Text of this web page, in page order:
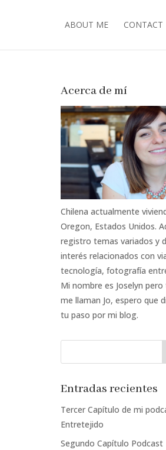
ABOUT ME CONTACT
Acerca de mí
Chilena actualmente
Oregon, Estados Unidos.
registro temas variados y
interés relacionados con
tecnología, fotografía
Mi nombre es Joselyn
me llaman Jo, espero que
tu paso por mi blog.
Entradas recientes
Tercer Capítulo de mi
Entretejido
Segundo Capítulo Podcast